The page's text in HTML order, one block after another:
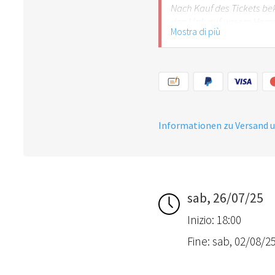
Nach Kauf des Tickets
den Link auf unsere
Verpflegung im
EZ ab CHF 147.00 p.P. /
Bei Fragen gerne
Mostra di più
Informationen zu Versand
sab, 26/07/25
Inizio: 18:00
Fine: sab, 02/08/25